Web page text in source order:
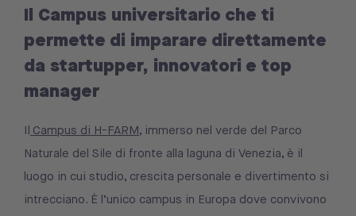
Il Campus universitario che ti
permette di imparare direttamente
da startupper, innovatori e top
manager
Il Campus di H-FARM, immerso nel verde del Parco
Naturale del Sile di fronte alla laguna di Venezia, è il
luogo in cui studio, crescita personale e divertimento si
intrecciano. È l’unico campus in Europa dove convivono